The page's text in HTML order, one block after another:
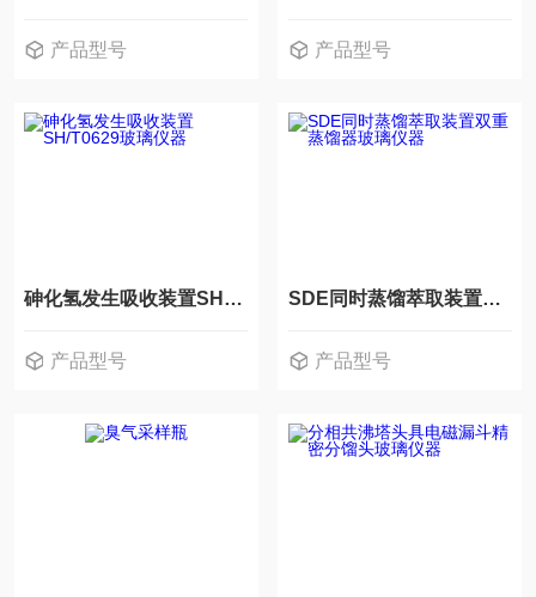
产品型号 产品型号
砷化氢发生吸收装置SH/T0629玻璃仪器
产品型号
SDE同时蒸馏萃取装置双重蒸馏器玻璃仪器
产品型号